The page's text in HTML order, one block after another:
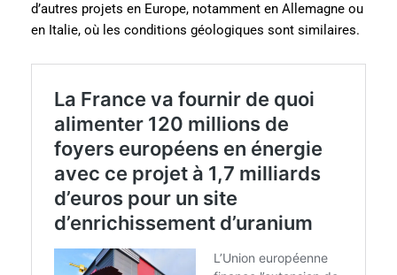
d’autres projets en Europe, notamment en Allemagne ou
en Italie, où les conditions géologiques sont similaires.